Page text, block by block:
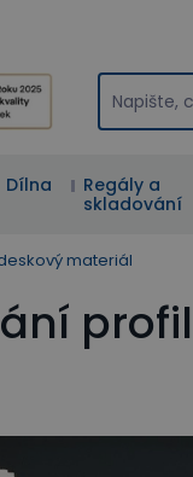
Dílna
Regály a
skladování
materiál